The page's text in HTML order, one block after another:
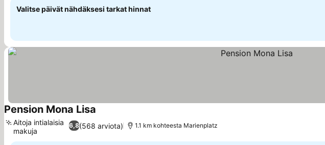
Valitse päivät nähdäksesi tarkat hinnat
Pension Mona Lisa
6,8(568 arviota)
Aitoja intialaisia
makuja
1.1 km kohteesta Marienplatz